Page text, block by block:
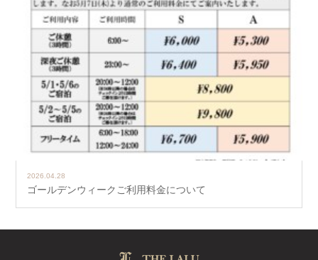
2026.04.28
ゴールデンウィークご利用料金について